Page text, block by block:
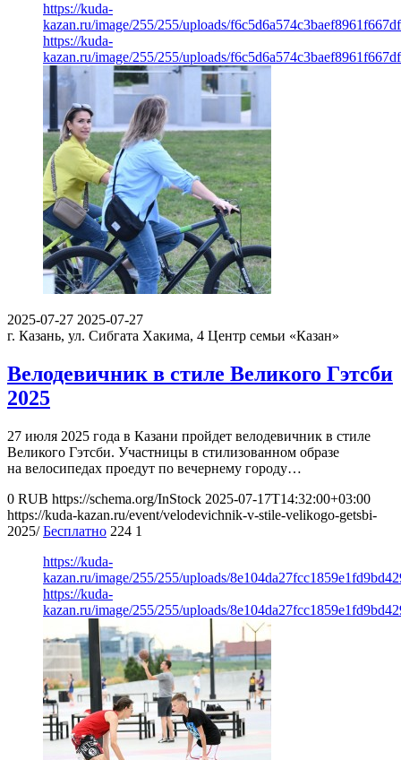
https://kuda-
kazan.ru/image/255/255/uploads/
https://kuda-
kazan.ru/image/255/255/uploads/
2025-07-27 2025-07-27
г. Казань, ул. Сибгата Хакима, 4 Центр семьи «Казан»
Велодевичник в стиле Великого Гэтсби
2025
27 июля 2025 года в Казани пройдет велодевичник в стиле
Великого Гэтсби. Участницы в стилизованном образе
на велосипедах проедут по вечернему городу…
0 RUB https://schema.org/InStock 2025-07-17T14:32:00+03:00
https://kuda-kazan.ru/event/velodevichnik-v-stile-velikogo-getsbi-
2025/ Бесплатно 224 1
https://kuda-
kazan.ru/image/255/255/uploads/
https://kuda-
kazan.ru/image/255/255/uploads/